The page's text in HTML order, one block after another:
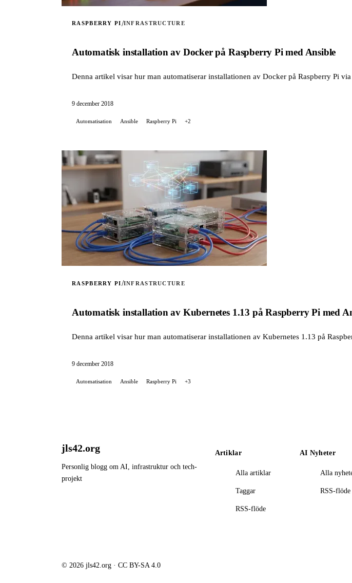
RASPBERRY PI/INFRASTRUCTURE
Automatisk installation av Docker på Raspberry Pi med Ansible
Denna artikel visar hur man automatiserar installationen av Docker på Raspberry Pi
9 december 2018
Automatisation Ansible Raspberry Pi +2
RASPBERRY PI/INFRASTRUCTURE
Automatisk installation av Kubernetes 1.13 på Raspberry Pi med
Denna artikel visar hur man automatiserar installationen av Kubernetes 1.13 på
9 december 2018
Automatisation Ansible Raspberry Pi +3
jls42.org
Personlig blogg om AI, infrastruktur och tech-
projekt
Artiklar
Alla artiklar
Taggar
RSS-flöde
AI Nyheter
Alla
RSS-flöde
© 2026 jls42.org · CC BY-SA 4.0